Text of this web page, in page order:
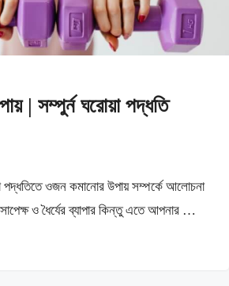
| সম্পুর্ন ঘরোয়া পদ্ধতি
ওজন কমানোর উপায় সম্পর্কে আলোচনা
ও ধৈর্যের ব্যাপার কিন্তু এতে আপনার …